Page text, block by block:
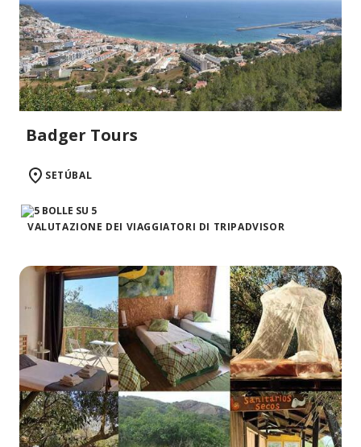
Badger Tours
SETÚBAL
VALUTAZIONE DEI VIAGGIATORI DI TRIPADVISOR